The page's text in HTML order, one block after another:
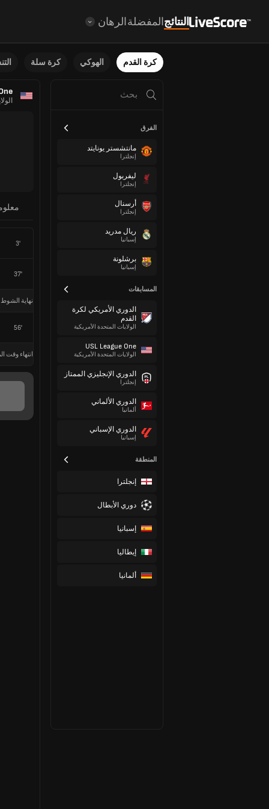
النتائجالمفضلةالرهان
كرة القدم الهوكي كرة سلة
الفرق
مانتشستر يونايتد
إنجلترا
ليفربول
إنجلترا
أرسنال
إنجلترا
ريال مدريد
إسبانيا
برشلونة
إسبانيا
المسابقات
الدوري الأمريكي لكرة
القدم
الولايات المتحدة الأمريكية
USL League One
الولايات المتحدة الأمريكية
الدوري الإنجليزي الممتاز
إنجلترا
الدوري الألماني
ألمانيا
الدوري الإسباني
إسبانيا
المنطقة
إنجلترا
دوري الأبطال
إسبانيا
إيطاليا
ألمانيا
3'
37'
نهاية الشوط
56'
انتهاء وقت